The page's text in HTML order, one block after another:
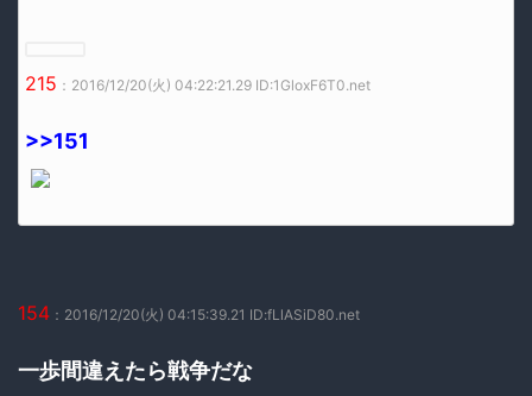
215 ：2016/12/20(火) 04:22:21.29 ID:1GloxF6T0.net
>>151
154 ：2016/12/20(火) 04:15:39.21 ID:fLlASiD80.net
一歩間違えたら戦争だな